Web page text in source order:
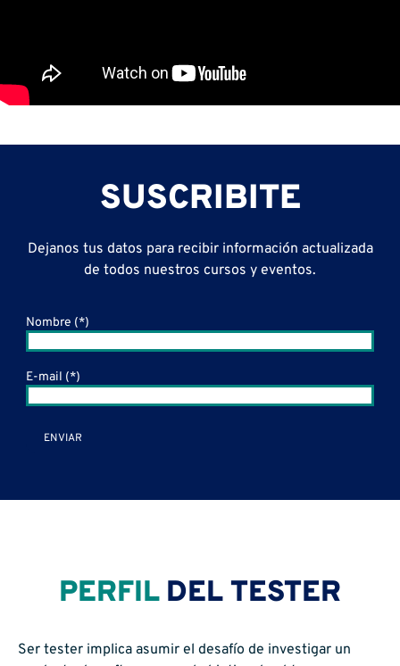
SUSCRIBITE
Dejanos tus datos para recibir información actualizada
de todos nuestros cursos y eventos.
Nombre (*)
E-mail (*)
PERFILDEL TESTER
Ser tester implica asumir el desafío de investigar un